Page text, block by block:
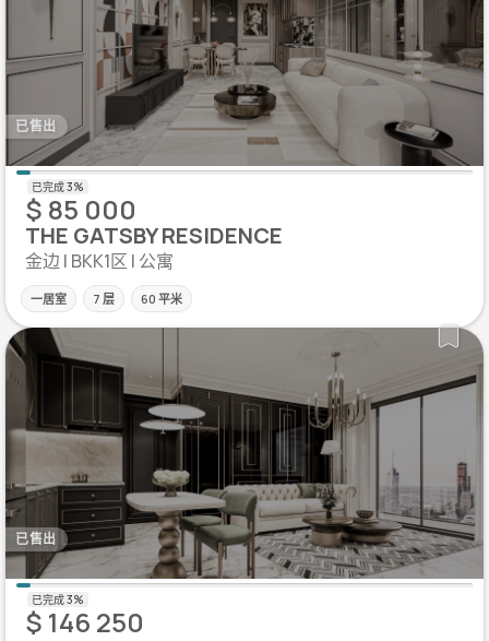
已售出
$ 85 000
THE GATSBY RESIDENCE
金边 | BKK1区 | 公寓
一居室 7 层 60 平米
已售出
$ 146 250